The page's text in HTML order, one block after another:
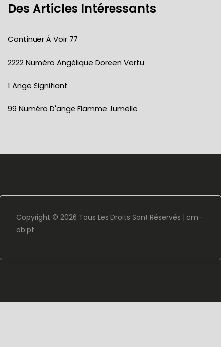
Des Articles Intéressants
Continuer À Voir 77
2222 Numéro Angélique Doreen Vertu
1 Ange Signifiant
99 Numéro D'ange Flamme Jumelle
Copyright © 2026 Tous Les Droits Sont Réservés | cm-
ob.pt